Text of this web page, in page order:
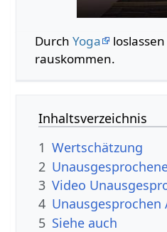
Durch Yoga
rauskommen.
Inhaltsverzeichnis
1 Wertschätzung
2
3 Video
4
5 Siehe auch